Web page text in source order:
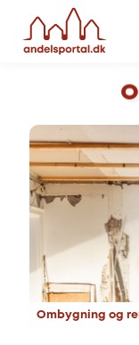
Ombygning og